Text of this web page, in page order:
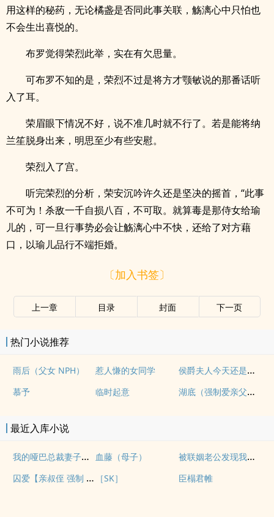
用这样的秘药，无论橘盏是否同此事关联，觞漓心中只怕也
不会生出喜悦的。
布罗觉得荣烈此举，实在有欠思量。
可布罗不知的是，荣烈不过是将方才颚敏说的那番话听
入了耳。
荣眉眼下情况不好，说不准几时就不行了。若是能将纳
兰笙脱身出来，明思至少有些安慰。
荣烈入了宫。
听完荣烈的分析，荣安沉吟许久还是坚决的摇首，“此事
不可为！杀敌一千自损八百，不可取。就算毒是那侍女给瑜
儿的，可一旦行事势必会让觞漓心中不快，还给了对方藉
口，以瑜儿品行不端拒婚。
〔加入书签〕
上一章 目录 封面 下一页
热门小说推荐
雨后（父女 NPH） 惹人慊的女同学 侯爵夫人今天还是没有现(婚后, 1v1)
慕予 临时起意 湖底（强制爱亲父女）
最近入库小说
我的哑巴总裁妻子（双A） 血藤（母子）
被联姻老公发现我写po文后
囚爱【亲叔侄 强制 1v1 H】
［SK］ 臣榻君帷